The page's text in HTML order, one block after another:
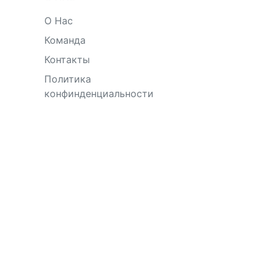
О Нас
Команда
Контакты
Политика
конфинденциальности